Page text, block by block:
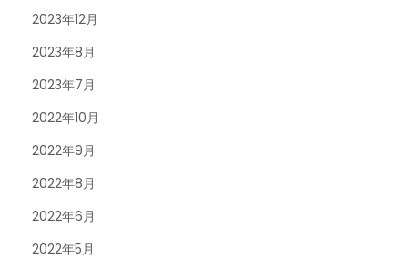
2023年12月
2023年8月
2023年7月
2022年10月
2022年9月
2022年8月
2022年6月
2022年5月